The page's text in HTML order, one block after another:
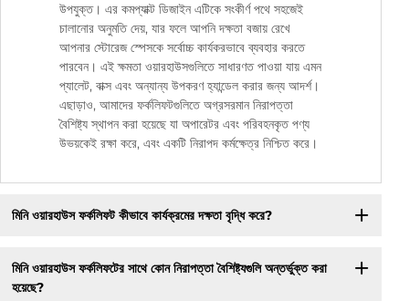
উপযুক্ত। এর কমপ্যাক্ট ডিজাইন এটিকে সংকীর্ণ পথে সহজেই
চালানোর অনুমতি দেয়, যার ফলে আপনি দক্ষতা বজায় রেখে
আপনার স্টোরেজ স্পেসকে সর্বোচ্চ কার্যকরভাবে ব্যবহার করতে
পারবেন। এই ক্ষমতা ওয়ারহাউসগুলিতে সাধারণত পাওয়া যায় এমন
প্যালেট, বাক্স এবং অন্যান্য উপকরণ হ্যান্ডেল করার জন্য আদর্শ।
এছাড়াও, আমাদের ফর্কলিফটগুলিতে অগ্রসরমান নিরাপত্তা
বৈশিষ্ট্য স্থাপন করা হয়েছে যা অপারেটর এবং পরিবহনকৃত পণ্য
উভয়কেই রক্ষা করে, এবং একটি নিরাপদ কর্মক্ষেত্র নিশ্চিত করে।
মিনি ওয়ারহাউস ফর্কলিফট কীভাবে কার্যক্রমের দক্ষতা বৃদ্ধি করে?
মিনি ওয়ারহাউস ফর্কলিফটের সাথে কোন নিরাপত্তা বৈশিষ্ট্যগুলি অন্তর্ভুক্ত করা
হয়েছে?